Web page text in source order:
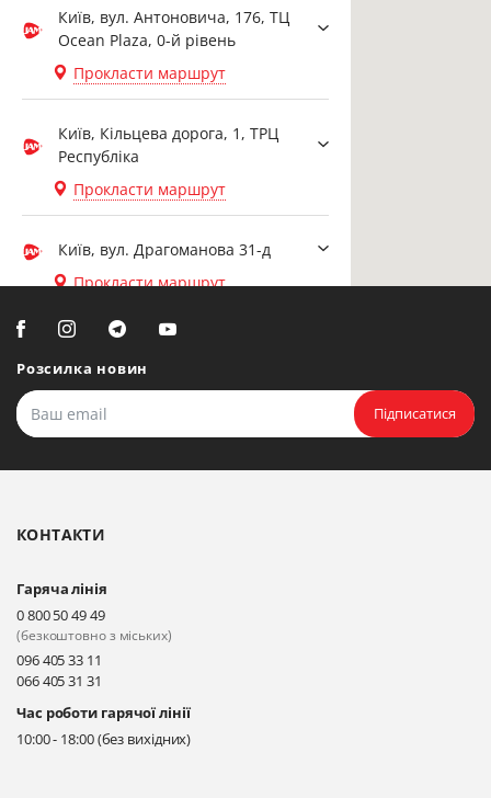
Київ, вул. Антоновича, 176, ТЦ
Ocean Plaza, 0-й рівень
Прокласти маршрут
Київ, Кільцева дорога, 1, ТРЦ
Республіка
Прокласти маршрут
Київ, вул. Драгоманова 31-д
Прокласти маршрут
Біла Церква, вул. Ярослава
Мудрого, 20, офіс 108
Прокласти маршрут
Київ, вул. Драгоманова 31-д
Прокласти маршрут
Київ, вул. Драгоманова 31-д
Прокласти маршрут
Розсилка новин
Підписатися
КОНТАКТИ
Гаряча лінія
0 800 50 49 49
(безкоштовно з міських)
096 405 33 11
066 405 31 31
Час роботи гарячої лінії
10:00 - 18:00 (без вихідних)